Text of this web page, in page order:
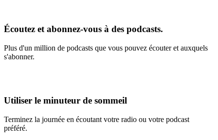
Écoutez et abonnez-vous à des podcasts.
Plus d'un million de podcasts que vous pouvez écouter et auxquels
s'abonner.
Utiliser le minuteur de sommeil
Terminez la journée en écoutant votre radio ou votre podcast
préféré.